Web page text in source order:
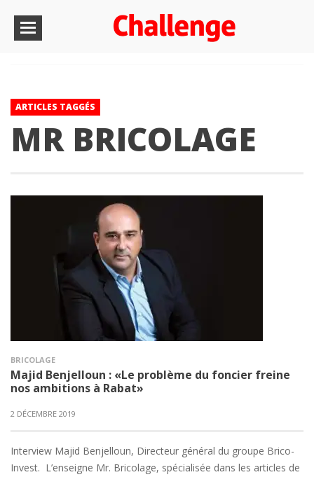
ARTICLES TAGGÉS
MR BRICOLAGE
BRICOLAGE
Majid Benjelloun : «Le problème du foncier freine
nos ambitions à Rabat»
2 DÉCEMBRE 2019
Interview Majid Benjelloun, Directeur général du groupe Brico-
Invest. L’enseigne Mr. Bricolage, spécialisée dans les articles de